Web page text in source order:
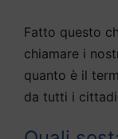
Fatto questo
chiamare i
quanto è il
da tutti i